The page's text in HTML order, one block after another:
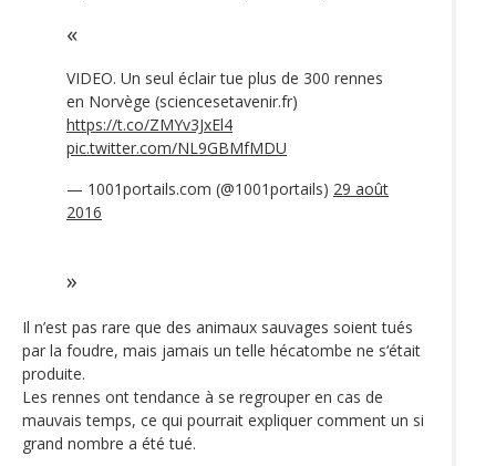
VIDEO. Un seul éclair tue plus de 300 rennes
en Norvège (sciencesetavenir.fr)
https://t.co/ZMYv3JxEl4
pic.twitter.com/NL9GBMfMDU
— 1001portails.com (@1001portails) 29 août
2016
Il n’est pas rare que des animaux sauvages soient tués
par la foudre, mais jamais un telle hécatombe ne s‘était
produite.
Les rennes ont tendance à se regrouper en cas de
mauvais temps, ce qui pourrait expliquer comment un si
grand nombre a été tué.